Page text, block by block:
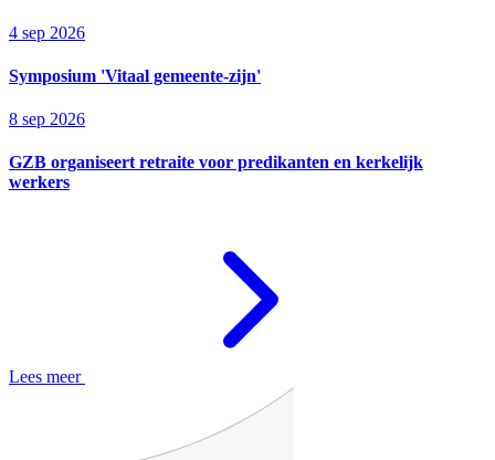
4 sep 2026
Symposium 'Vitaal gemeente-zijn'
8 sep 2026
GZB organiseert retraite voor predikanten en kerkelijk
werkers
Lees meer